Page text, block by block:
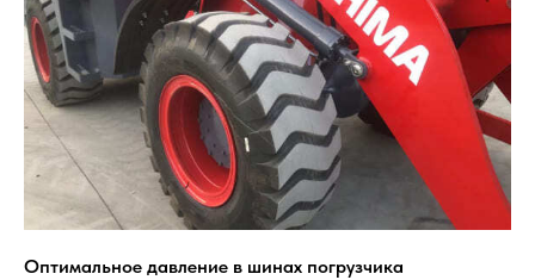
Оптимальное давление в шинах погрузчика